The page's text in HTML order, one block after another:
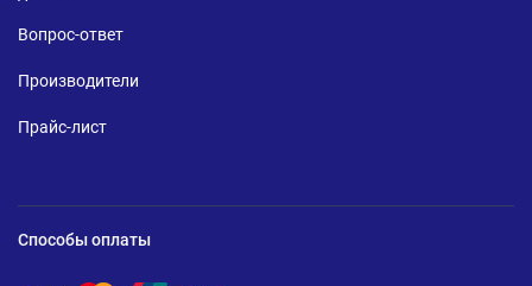
Вопрос-ответ
Производители
Прайс-лист
Способы оплаты